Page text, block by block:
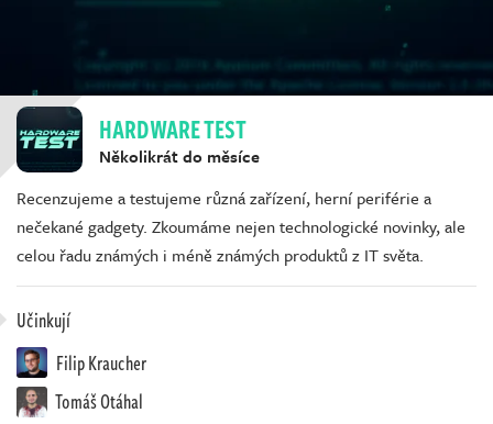
HARDWARE TEST
Několikrát do měsíce
Recenzujeme a testujeme různá zařízení, herní periférie a
nečekané gadgety. Zkoumáme nejen technologické novinky, ale
celou řadu známých i méně známých produktů z IT světa.
Učinkují
Filip Kraucher
Tomáš Otáhal